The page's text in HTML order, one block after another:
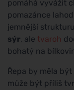
pomáhá vyvážit
pomazánce
jemnější
sýr, ale tvaroh
bohatý na
Řepa by měla
může být příliš